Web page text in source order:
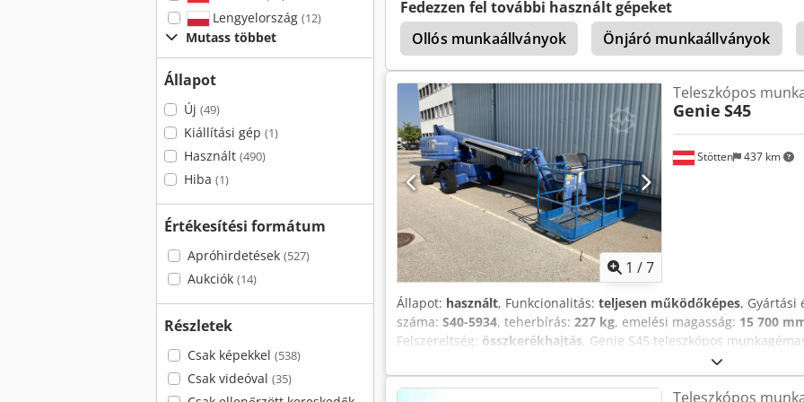
Lengyelország (12)
Mutass többet
Állapot
Új (49)
Kiállítási gép (1)
Használt (490)
Hiba (1)
Értékesítési formátum
Apróhirdetések (527)
Aukciók (14)
Részletek
Csak képekkel (538)
Csak videóval (35)
köszönhetően a gép kiváló műszaki állapotban van. Cjdjzpvuaepfx
Fedezzen fel további használt gépeket
Ollós munkaállványok
Önjáró munkaállványok
Manitou 120 Sc Manitou 180 Atj
1 /7
Stötten 437 km
Teleszkópos
Genie S45
Állapot: használt, Funkcionalitás: teljesen működőképes, Gyártási
száma: S40-5934, teherbírás: 227 kg, emelési magasság: 15 700
Felszereltség: összkerékhajtás, Genie S45 teleszkópos
javítások – azonnal használatra kész Eladó egy Genie S45
állapotban. A gépet az elmúlt két évben átfogóan felújították és
számla rendelkezésre áll, és megtekinthető a helyszínen. Műszaki
Teleszkópos